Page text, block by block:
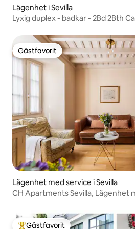
Lägenhet i Sevilla
Lyxig duplex - badkar - 2Bd 2Bth
Gästfavorit
Gästfavorit
Lägenhet med service i Sevilla
CH Apartments Sevilla, Lägenhet
Gästfavorit